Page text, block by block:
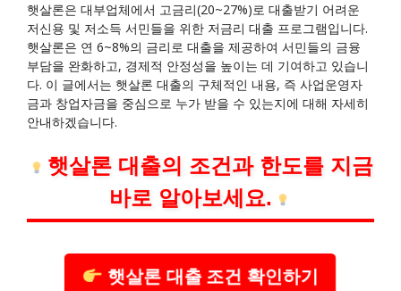
햇살론은 대부업체에서 고금리(20~27%)로 대출받기 어려운
저신용 및 저소득 서민들을 위한 저금리 대출 프로그램입니다.
햇살론은 연 6~8%의 금리로 대출을 제공하여 서민들의 금융
부담을 완화하고, 경제적 안정성을 높이는 데 기여하고 있습니
다. 이 글에서는 햇살론 대출의 구체적인 내용, 즉 사업운영자
금과 창업자금을 중심으로 누가 받을 수 있는지에 대해 자세히
안내하겠습니다.
햇살론 대출의 조건과 한도를 지금
바로 알아보세요.
햇살론 대출 조건 확인하기